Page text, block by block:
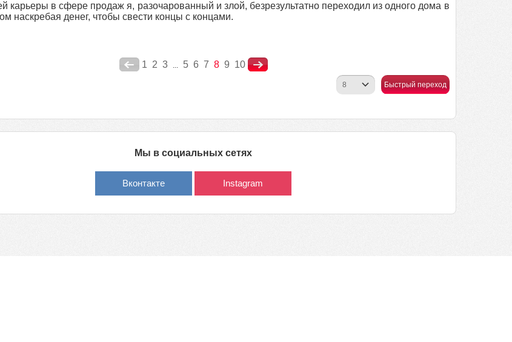
карьеры в сфере продаж я, разочарованный и злой, безрезультатно переходил из одного дома в
наскребая денег, чтобы свести концы с концами.
1 2 3 ... 5 6 7 8 9 10
Быстрый переход
Мы в социальных сетях
Вконтакте Instagram